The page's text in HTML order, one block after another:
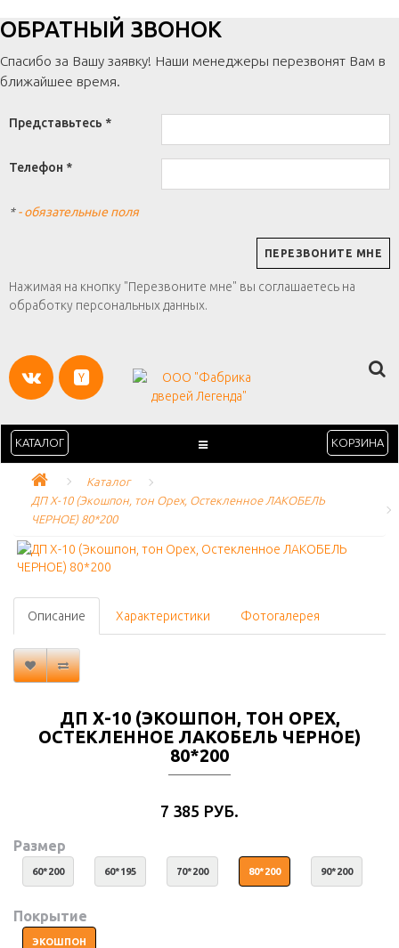
ОБРАТНЫЙ ЗВОНОК
Спасибо за Вашу заявку! Наши менеджеры перезвонят Вам в
ближайшее время.
Представьтесь *
Телефон *
*- обязательные поля
Нажимая на кнопку "Перезвоните мне" вы соглашаетесь на
обработку персональных данных.
КАТАЛОГ КОРЗИНА
Каталог
ДП Х-10 (Экошпон, тон Орех, Остекленное ЛАКОБЕЛЬ
ЧЕРНОЕ) 80*200
Описание Характеристики Фотогалерея
ДП Х-10 (ЭКОШПОН, ТОН ОРЕХ,
ОСТЕКЛЕННОЕ ЛАКОБЕЛЬ ЧЕРНОЕ)
80*200
7 385 РУБ.
Размер
60*200 60*195 70*200 80*200 90*200
Покрытие
ЭКОШПОН